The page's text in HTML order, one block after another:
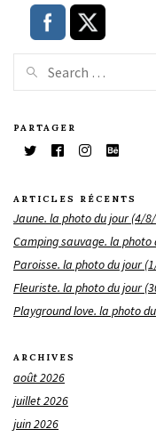
PARTAGER
ARTICLES RÉCENTS
Jaune. la photo du jour (4/
Camping sauvage. la
Paroisse. la photo du jour
Fleuriste. la photo du jour
Playground love. la photo
ARCHIVES
août 2026
juillet 2026
juin 2026